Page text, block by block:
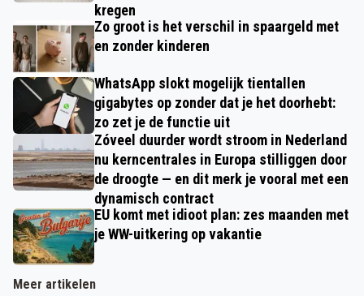
kregen
Zo groot is het verschil in spaargeld met
en zonder kinderen
WhatsApp slokt mogelijk tientallen
gigabytes op zonder dat je het doorhebt:
zo zet je de functie uit
Zóveel duurder wordt stroom in Nederland
nu kerncentrales in Europa stilliggen door
de droogte — en dit merk je vooral met een
dynamisch contract
EU komt met idioot plan: zes maanden met
je WW-uitkering op vakantie
Meer artikelen